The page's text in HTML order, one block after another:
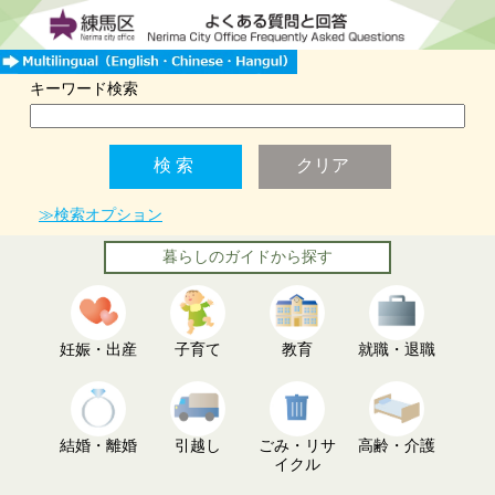
キーワード検索
≫検索オプション
暮らしのガイドから探す
妊娠・出産 子育て 教育 就職・退職
結婚・離婚 引越し
ごみ・リサ
イクル
高齢・介護